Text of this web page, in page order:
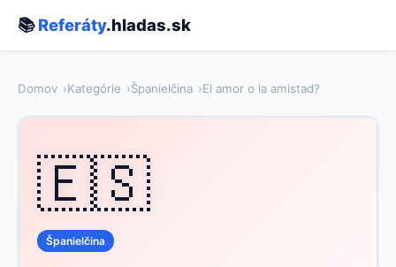
📚Referáty.hladas.sk
Domov Kategórie Španielčina El amor o la amistad?
🇪🇸
Španielčina